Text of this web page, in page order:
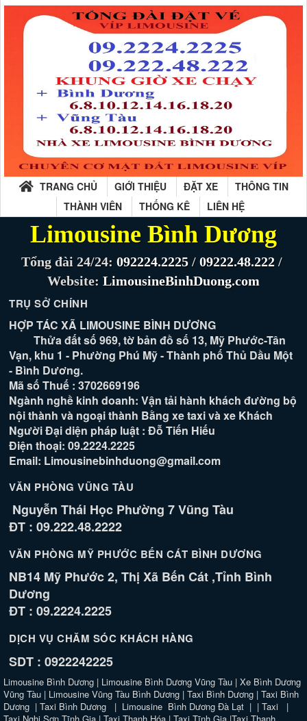
TRANG CHỦ GIỚI THIỆU ĐẶT XE
THÔNG TIN
THÀNH VIÊN
THỐNG KÊ LIÊN HỆ
Limousine Bình Dương
Tổng đài 24/24: 092224.2225 / 09222.48.222 /
Website: LimousineBinhDuong.com
TRỤ SỞ CHÍNH
HỢP TÁC XÃ LIMOUSINE BÌNH DƯƠNG
Thửa đất số 969, tờ bản đồ số 13, Mỹ Phước-Tân
Vạn, khu 1 - Phường Phú Mỹ - Thành phố Thủ Dầu Một
- Bình Dương.
Mã số Thuế : 3702669196
Ngành nghề kinh doanh: Vận tải hành khách đường bộ
nội thành và ngoại thành Bằng xe taxi và xe Khách
Người Đại diện pháp luật : Đỗ Tiến Hiếu
Điện thoại: 09.2224.2225
Email: Limousinebinhduong@gmail.com
VĂN PHÒNG VŨNG TÀU
Nguyễn Thái Học Phường 7 Vũng Tàu
ĐT : 09.222.48.2222
VĂN PHÒNG MỸ PHƯỚC BẾN CÁT BÌNH DƯƠNG
NB14 Mỹ Phước 2, Thị Xã Bến Cát ,Tỉnh Bình
Dương
ĐT : 09.2224.2225
DỊCH VỤ CHĂM SÓC KHÁCH HÀNG
SDT : 0922242225
Limousine Bình Dương | Limousine Bình Dương Vũng Tàu | Xe Bình Dương
Vũng Tàu | Limousine Vũng Tàu Bình Dương | Taxi Bình Dương | Taxi Bình
Dương | Taxi Bình Dương | Limousine Bình Dương Đà Lạt | | Taxi
|